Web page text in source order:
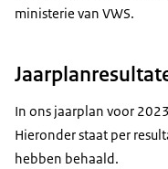
ministerie van VWS.
In ons jaarplan voor
Hieronder staat per
hebben behaald.